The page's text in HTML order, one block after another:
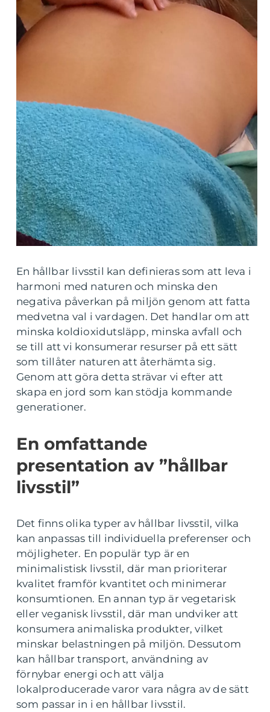
En hållbar livsstil kan definieras som att leva i
harmoni med naturen och minska den
negativa påverkan på miljön genom att fatta
medvetna val i vardagen. Det handlar om att
minska koldioxidutsläpp, minska avfall och
se till att vi konsumerar resurser på ett sätt
som tillåter naturen att återhämta sig.
Genom att göra detta strävar vi efter att
skapa en jord som kan stödja kommande
generationer.
En omfattande
presentation av ”hållbar
livsstil”
Det finns olika typer av hållbar livsstil, vilka
kan anpassas till individuella preferenser och
möjligheter. En populär typ är en
minimalistisk livsstil, där man prioriterar
kvalitet framför kvantitet och minimerar
konsumtionen. En annan typ är vegetarisk
eller veganisk livsstil, där man undviker att
konsumera animaliska produkter, vilket
minskar belastningen på miljön. Dessutom
kan hållbar transport, användning av
förnybar energi och att välja
lokalproducerade varor vara några av de sätt
som passar in i en hållbar livsstil.